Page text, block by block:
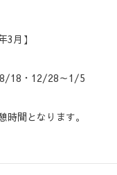
3月】
18・12/28～1/5
間となります。